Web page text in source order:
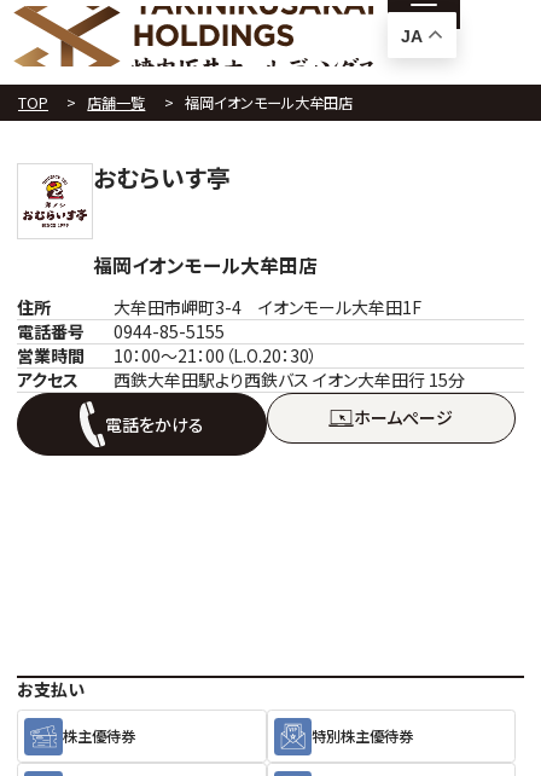
TOP 店舗一覧 福岡イオンモール大牟田店
おむらいす亭
福岡イオンモール大牟田店
住所
大牟田市岬町3-4 イオンモール大牟田1F
電話番号
0944-85-5155
営業時間
10：00～21：00（L.O.20：30）
アクセス
西鉄大牟田駅より西鉄バス イオン大牟田行 15分
電話をかける
ホームぺージ
お支払い
株主優待券 特別株主優待券
JA